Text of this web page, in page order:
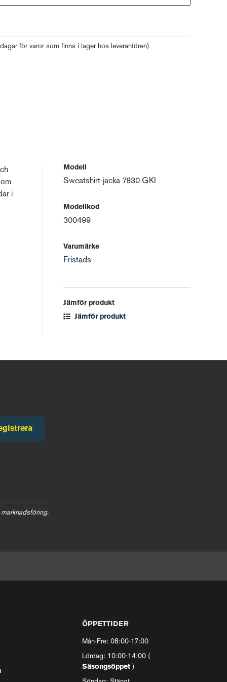
för varor som finns i lager hos leverantören)
i
Modell
Sweatshirt-jacka 7830 GKI
Modellkod
300499
Varumärke
Fristads
Jämför produkt
Jämför produkt
ÖPPETTIDER
Mån-Fre: 08:00-17:00
Lördag: 10:00-14:00 (
Säsongsöppet )